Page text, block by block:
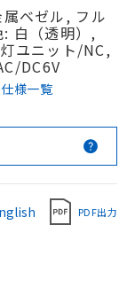
ベゼル, フル
白（透明）,
ユニット/NC,
DC6V
様一覧
PDF出力